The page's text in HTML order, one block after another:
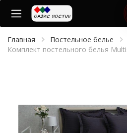
Главная
Постельное белье
Комплект постельного белья